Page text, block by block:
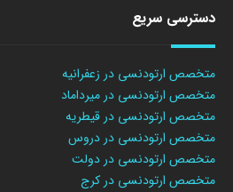
دسترسی سریع
متخصص ارتودنسی در زعفرانیه
متخصص ارتودنسی در میرداماد
متخصص ارتودنسی در قیطریه
متخصص ارتودنسی در دروس
متخصص ارتودنسی در دولت
متخصص ارتودنسی در کرج